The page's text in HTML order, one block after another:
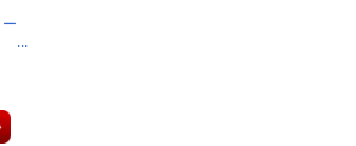
スが無くなりました！ デザイン良し、
きは始めてでしたが、一番に床の埃に驚
い物です。